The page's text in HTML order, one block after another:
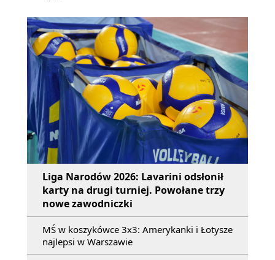
Liga Narodów 2026: Lavarini odsłonił
karty na drugi turniej. Powołane trzy
nowe zawodniczki
MŚ w koszykówce 3x3: Amerykanki i Łotysze
najlepsi w Warszawie